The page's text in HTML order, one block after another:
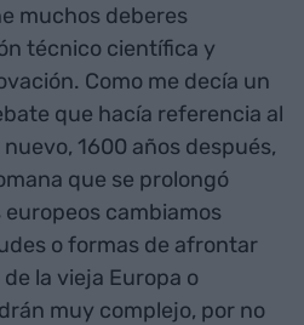
muchos deberes
técnico científica y
Como me decía un
que hacía referencia al
1600 años después,
que se prolongó
europeos cambiamos
o formas de afrontar
la vieja Europa o
muy complejo, por no